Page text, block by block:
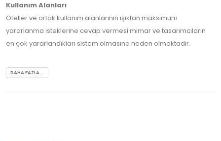
Kullanım Alanları
Oteller ve ortak kullanım alanlarının ışıktan maksimum
yararlanma isteklerine cevap vermesi mimar ve tasarımcıların
en çok yararlandıkları sistem olmasına neden olmaktadır.
DAHA FAZLA...